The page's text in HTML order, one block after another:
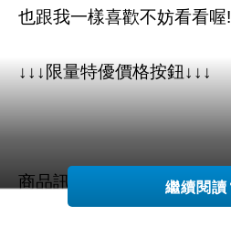
也跟我一樣喜歡不妨看看喔!
↓↓↓限量特優價格按鈕↓↓↓
商品訊息描述 繼續閱讀